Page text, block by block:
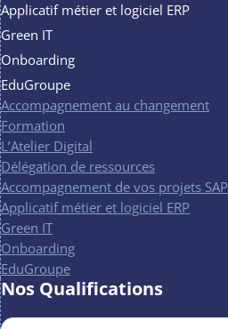
Applicatif métier et logiciel ERP
Green IT
Onboarding
EduGroupe
Accompagnement au changement
Formation
L’Atelier Digital
Délégation de ressources
Accompagnement de vos projets SAP
Applicatif métier et logiciel ERP
Green IT
Onboarding
EduGroupe
Nos Qualifications